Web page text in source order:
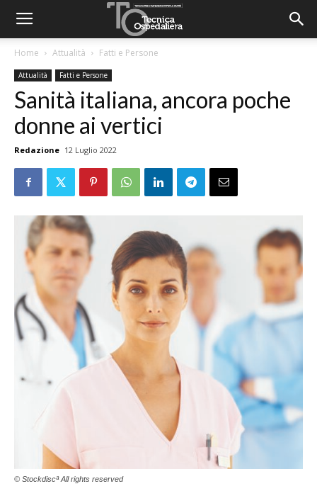
Home Attualità Fatti e Persone
Attualità Fatti e Persone
Sanità italiana, ancora poche
donne ai vertici
Redazione 12 Luglio 2022
© Stockdiscª All rights reserved